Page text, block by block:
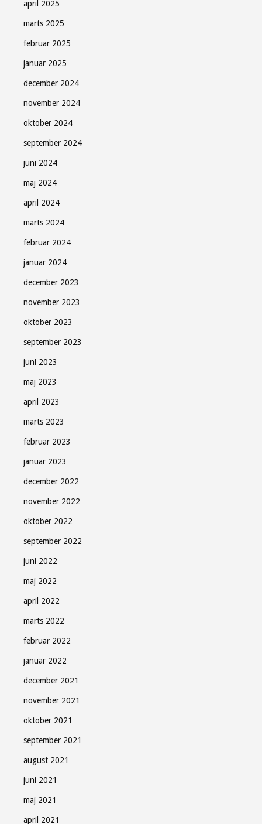
april 2025
marts 2025
februar 2025
januar 2025
december 2024
november 2024
oktober 2024
september 2024
juni 2024
maj 2024
april 2024
marts 2024
februar 2024
januar 2024
december 2023
november 2023
oktober 2023
september 2023
juni 2023
maj 2023
april 2023
marts 2023
februar 2023
januar 2023
december 2022
november 2022
oktober 2022
september 2022
juni 2022
maj 2022
april 2022
marts 2022
februar 2022
januar 2022
december 2021
november 2021
oktober 2021
september 2021
august 2021
juni 2021
maj 2021
april 2021